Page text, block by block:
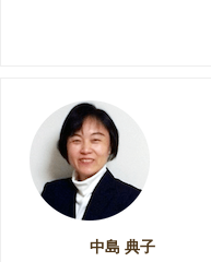
中島 典子